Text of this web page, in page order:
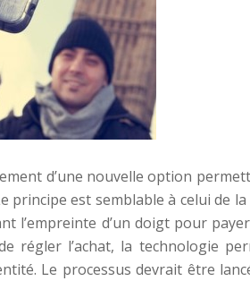
d’une nouvelle option
principe est semblable à celui de la
l’empreinte d’un doigt pour
régler l’achat, la technologie
Le processus devrait être